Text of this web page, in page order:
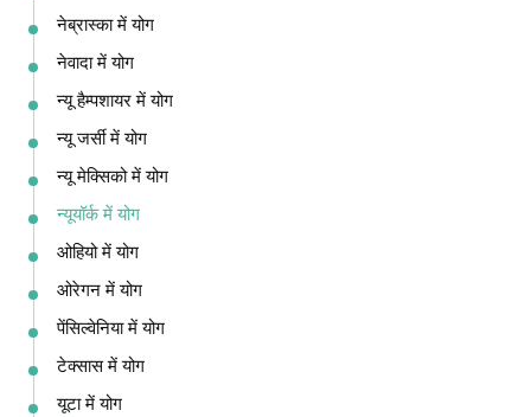
नेब्रास्का में योग
नेवादा में योग
न्यू हैम्पशायर में योग
न्यू जर्सी में योग
न्यू मेक्सिको में योग
न्यूयॉर्क में योग
ओहियो में योग
ओरेगन में योग
पेंसिल्वेनिया में योग
टेक्सास में योग
यूटा में योग